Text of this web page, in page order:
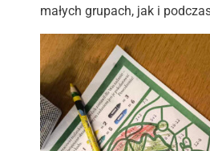
małych grupach, jak i